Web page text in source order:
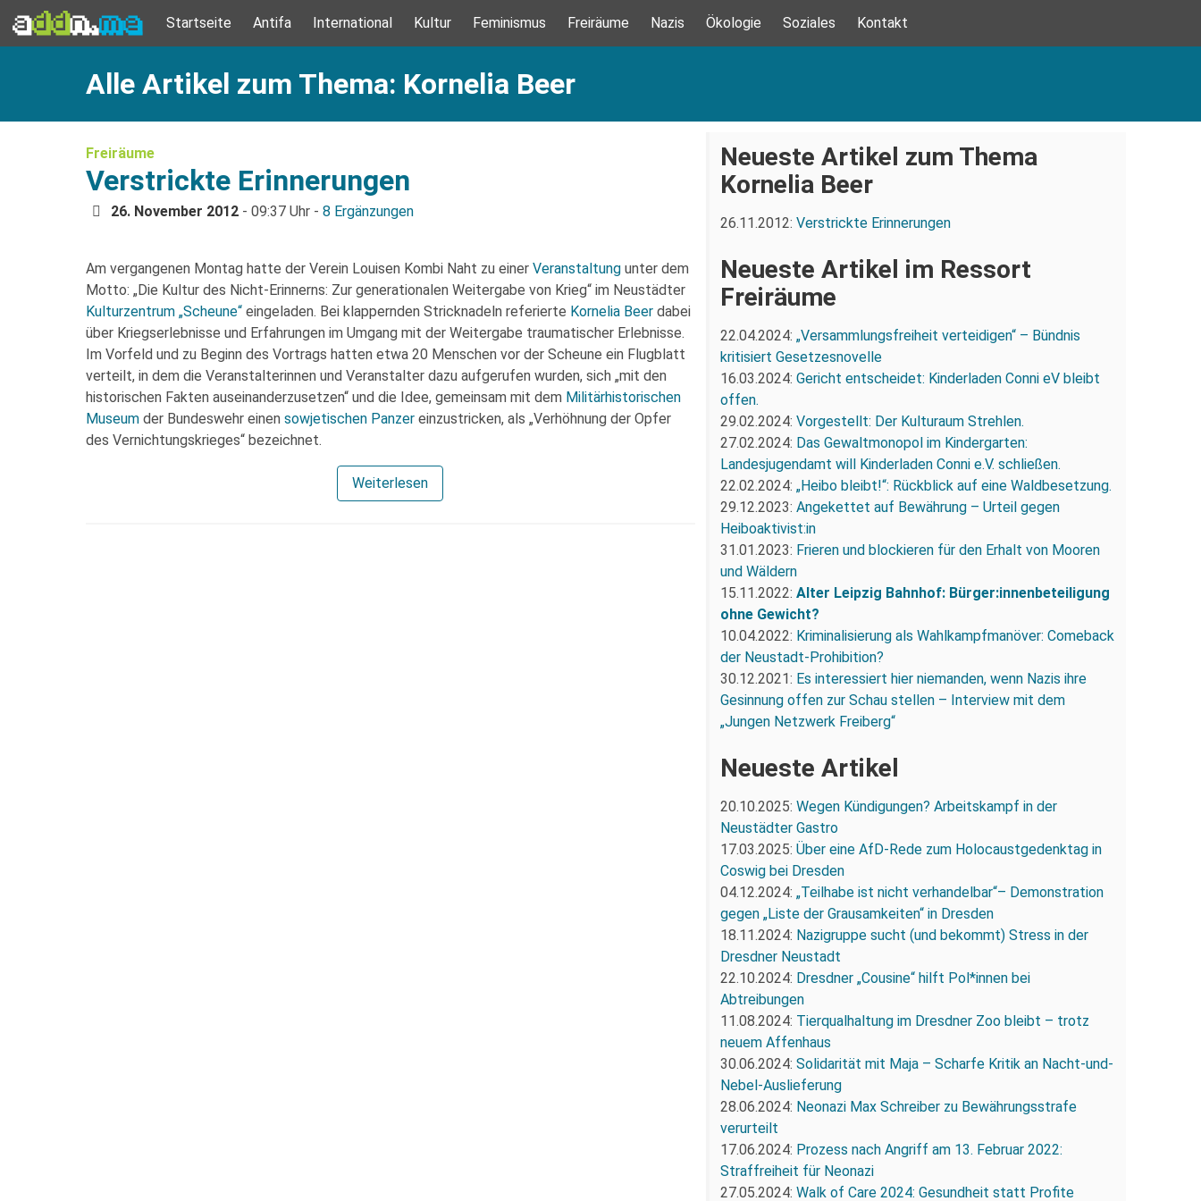
Startseite Antifa International Kultur Feminismus Freiräume Nazis Ökologie Soziales Kontakt
Alle Artikel zum Thema: Kornelia Beer
Freiräume
Verstrickte Erinnerungen
26. November 2012 - 09:37 Uhr - 8 Ergänzungen
Am vergangenen Montag hatte der Verein Louisen Kombi Naht zu einer Veranstaltung unter dem
Motto: „Die Kultur des Nicht-Erinnerns: Zur generationalen Weitergabe von Krieg“ im Neustädter
Kulturzentrum „Scheune“ eingeladen. Bei klappernden Stricknadeln referierte Kornelia Beer dabei
über Kriegserlebnisse und Erfahrungen im Umgang mit der Weitergabe traumatischer Erlebnisse.
Im Vorfeld und zu Beginn des Vortrags hatten etwa 20 Menschen vor der Scheune ein Flugblatt
verteilt, in dem die Veranstalterinnen und Veranstalter dazu aufgerufen wurden, sich „mit den
historischen Fakten auseinanderzusetzen“ und die Idee, gemeinsam mit dem Militärhistorischen
Museum der Bundeswehr einen sowjetischen Panzer einzustricken, als „Verhöhnung der Opfer
des Vernichtungskrieges“ bezeichnet.
Weiterlesen
Neueste Artikel zum Thema
Kornelia Beer
26.11.2012: Verstrickte Erinnerungen
Neueste Artikel im Ressort
Freiräume
22.04.2024: „Versammlungsfreiheit verteidigen“ – Bündnis
kritisiert Gesetzesnovelle
16.03.2024: Gericht entscheidet: Kinderladen Conni eV bleibt
offen.
29.02.2024: Vorgestellt: Der Kulturaum Strehlen.
27.02.2024: Das Gewaltmonopol im Kindergarten:
Landesjugendamt will Kinderladen Conni e.V. schließen.
22.02.2024: „Heibo bleibt!“: Rückblick auf eine Waldbesetzung.
29.12.2023: Angekettet auf Bewährung – Urteil gegen
Heiboaktivist:in
31.01.2023: Frieren und blockieren für den Erhalt von Mooren
und Wäldern
15.11.2022: Alter Leipzig Bahnhof: Bürger:innenbeteiligung
ohne Gewicht?
10.04.2022: Kriminalisierung als Wahlkampfmanöver: Comeback
der Neustadt-Prohibition?
30.12.2021: Es interessiert hier niemanden, wenn Nazis ihre
Gesinnung offen zur Schau stellen – Interview mit dem
„Jungen Netzwerk Freiberg“
Neueste Artikel
20.10.2025: Wegen Kündigungen? Arbeitskampf in der
Neustädter Gastro
17.03.2025: Über eine AfD-Rede zum Holocaustgedenktag in
Coswig bei Dresden
04.12.2024: „Teilhabe ist nicht verhandelbar“– Demonstration
gegen „Liste der Grausamkeiten“ in Dresden
18.11.2024: Nazigruppe sucht (und bekommt) Stress in der
Dresdner Neustadt
22.10.2024: Dresdner „Cousine“ hilft Pol*innen bei
Abtreibungen
11.08.2024: Tierqualhaltung im Dresdner Zoo bleibt – trotz
neuem Affenhaus
30.06.2024: Solidarität mit Maja – Scharfe Kritik an Nacht-und-
Nebel-Auslieferung
28.06.2024: Neonazi Max Schreiber zu Bewährungsstrafe
verurteilt
17.06.2024: Prozess nach Angriff am 13. Februar 2022:
Straffreiheit für Neonazi
27.05.2024: Walk of Care 2024: Gesundheit statt Profite